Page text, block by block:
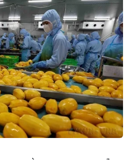
tiếp tục gây mưa lớn,
Quốc